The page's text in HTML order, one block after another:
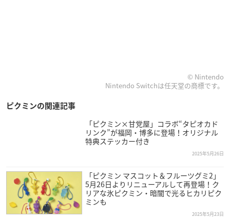
© Nintendo
Nintendo Switchは任天堂の商標です。
ピクミンの関連記事
「ピクミン×甘党屋」コラボ“タピオカド
リンク”が福岡・博多に登場！オリジナル
特典ステッカー付き
2025年5月26日
「ピクミン マスコット＆フルーツグミ2」
5月26日よりリニューアルして再登場！ク
リアな氷ピクミン・暗闇で光るヒカリピク
ミンも
2025年5月23日